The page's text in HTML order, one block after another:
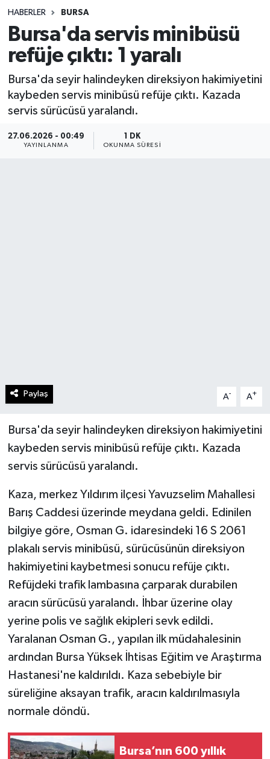
HABERLER BURSA
Bursa'da servis minibüsü
refüje çıktı: 1 yaralı
Bursa'da seyir halindeyken direksiyon hakimiyetini
kaybeden servis minibüsü refüje çıktı. Kazada
servis sürücüsü yaralandı.
27.06.2026 - 00:49
YAYINLANMA
1 DK
OKUNMA SÜRESI
Paylaş A- A+
Bursa'da seyir halindeyken direksiyon hakimiyetini
kaybeden servis minibüsü refüje çıktı. Kazada
servis sürücüsü yaralandı.
Kaza, merkez Yıldırım ilçesi Yavuzselim Mahallesi
Barış Caddesi üzerinde meydana geldi. Edinilen
bilgiye göre, Osman G. idaresindeki 16 S 2061
plakalı servis minibüsü, sürücüsünün direksiyon
hakimiyetini kaybetmesi sonucu refüje çıktı.
Refüjdeki trafik lambasına çarparak durabilen
aracın sürücüsü yaralandı. İhbar üzerine olay
yerine polis ve sağlık ekipleri sevk edildi.
Yaralanan Osman G., yapılan ilk müdahalesinin
ardından Bursa Yüksek İhtisas Eğitim ve Araştırma
Hastanesi'ne kaldırıldı. Kaza sebebiyle bir
süreliğine aksayan trafik, aracın kaldırılmasıyla
normale döndü.
Bursa’nın 600 yıllık
Spor
Teknoloji
Yaşam